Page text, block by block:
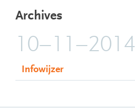
Archives
10–11–2014
Infowijzer